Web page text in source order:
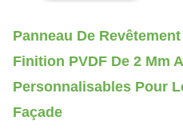
Panneau De
Finition PVDF De 2 Mm
Personnalisables Pour
Façade